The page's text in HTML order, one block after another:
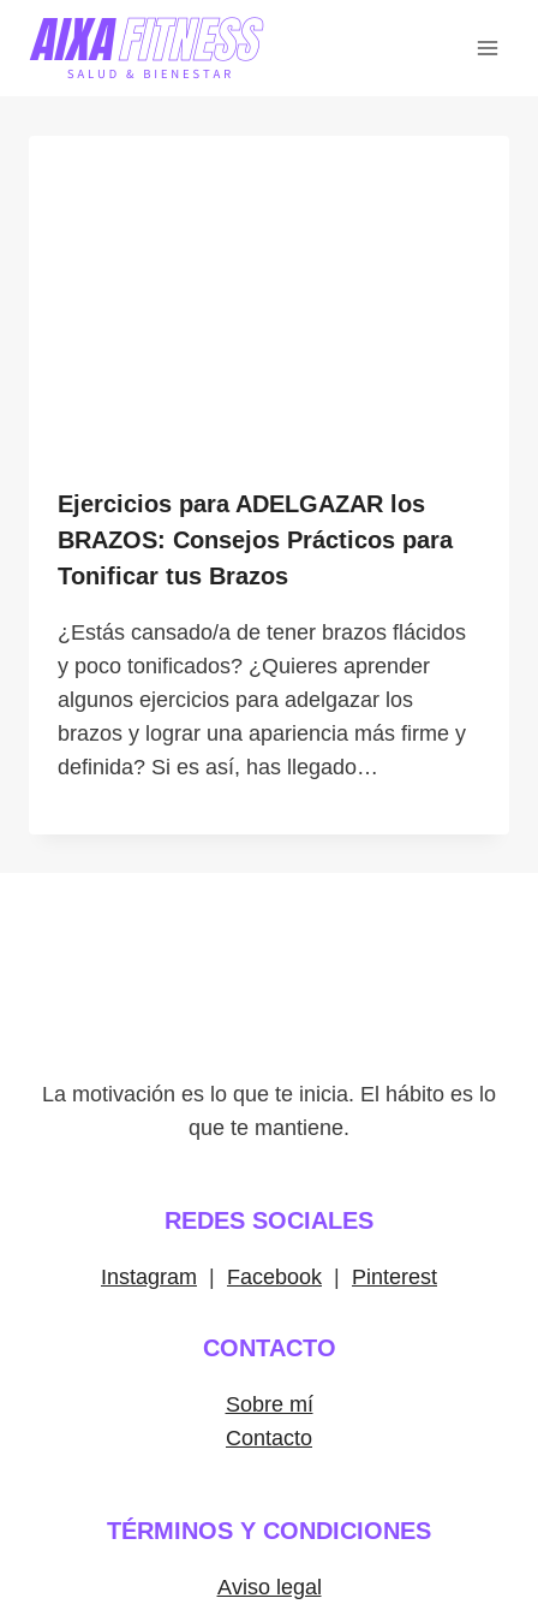
Saltar
contenido
Ejercicios para ADELGAZAR los
BRAZOS: Consejos Prácticos para
Tonificar tus Brazos
¿Estás cansado/a de tener brazos flácidos
y poco tonificados? ¿Quieres aprender
algunos ejercicios para adelgazar los
brazos y lograr una apariencia más firme y
definida? Si es así, has llegado…
La motivación es lo que te inicia. El hábito es lo
que te mantiene.
REDES SOCIALES
Instagram Facebook Pinterest
CONTACTO
Sobre mí
Contacto
TÉRMINOS Y CONDICIONES
Aviso legal